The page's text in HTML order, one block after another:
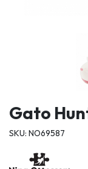
Gato
SKU: NO69587